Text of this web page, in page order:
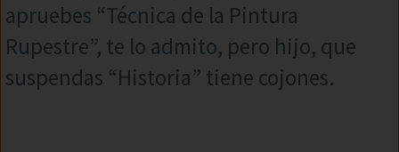
apruebes “Técnica de la Pintura
Rupestre”, te lo admito, pero hijo, que
suspendas “Historia” tiene cojones.